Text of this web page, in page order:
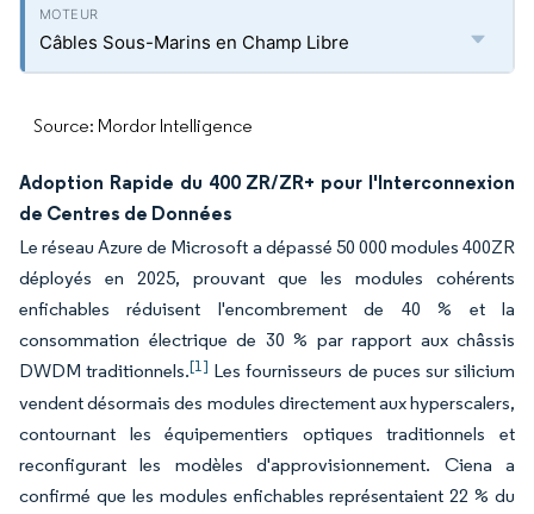
Câbles Sous-Marins en Champ Libre
Source: Mordor Intelligence
Adoption Rapide du 400 ZR/ZR+ pour l'Interconnexion
de Centres de Données
Le réseau Azure de Microsoft a dépassé 50 000 modules 400ZR
déployés en 2025, prouvant que les modules cohérents
enfichables réduisent l'encombrement de 40 % et la
consommation électrique de 30 % par rapport aux châssis
DWDM traditionnels.[1] Les fournisseurs de puces sur silicium
vendent désormais des modules directement aux hyperscalers,
contournant les équipementiers optiques traditionnels et
reconfigurant les modèles d'approvisionnement. Ciena a
confirmé que les modules enfichables représentaient 22 % du